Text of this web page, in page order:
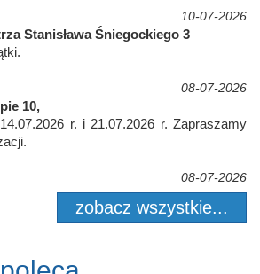
10-07-2026
Stanisława Śniegockiego 3
08-07-2026
10,
r. i 21.07.2026 r. Zapraszamy
08-07-2026
zobacz wszystkie...